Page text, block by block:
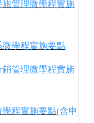
管理微學程實施
學程實施要點
管理微學程實施
學程實施要點(含申